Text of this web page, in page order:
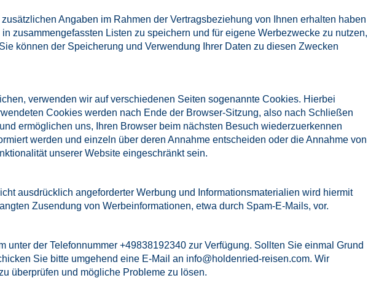
Angaben im Rahmen der Vertragsbeziehung von Ihnen erhalten haben
zusammengefassten Listen zu speichern und für eigene Werbezwecke zu nutzen,
können der Speicherung und Verwendung Ihrer Daten zu diesen Zwecken
verwenden wir auf verschiedenen Seiten sogenannte Cookies. Hierbei
Cookies werden nach Ende der Browser-Sitzung, also nach Schließen
ermöglichen uns, Ihren Browser beim nächsten Besuch wiederzuerkennen
werden und einzeln über deren Annahme entscheiden oder die Annahme von
unserer Website eingeschränkt sein.
ausdrücklich angeforderter Werbung und Informationsmaterialien wird hiermit
Zusendung von Werbeinformationen, etwa durch Spam-E-Mails, vor.
der Telefonnummer +49838192340 zur Verfügung. Sollten Sie einmal Grund
Sie bitte umgehend eine E-Mail an info@holdenried-reisen.com. Wir
überprüfen und mögliche Probleme zu lösen.